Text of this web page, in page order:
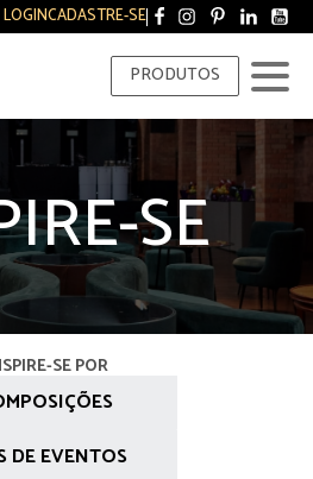
LOGINCADASTRE-SE
PRODUTOS
SE
SE POR
DE EVENTOS